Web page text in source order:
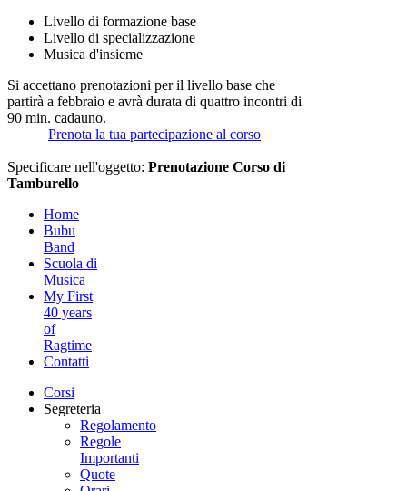
Livello di formazione base
Livello di specializzazione
Musica d'insieme
Si accettano prenotazioni per il livello base che
partirà a febbraio e avrà durata di quattro incontri di
90 min. cadauno.
Prenota la tua partecipazione al corso
Specificare nell'oggetto: Prenotazione Corso di
Tamburello
Home
Bubu
Band
Scuola di
Musica
My First
40 years
of
Ragtime
Contatti
Corsi
Segreteria
Regolamento
Regole
Importanti
Quote